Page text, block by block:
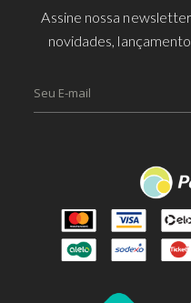
Assine nossa
novidades,